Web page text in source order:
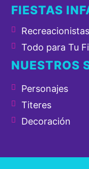
FIESTAS
Todo para Tu
NUESTROS
Personajes
Titeres
Decoración